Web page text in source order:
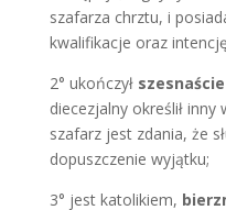
szafarza chrztu, i
kwalifikacje oraz
2° ukończył
diecezjalny określił
szafarz jest zdania, że
dopuszczenie wyjątku;
3° jest katolikiem,